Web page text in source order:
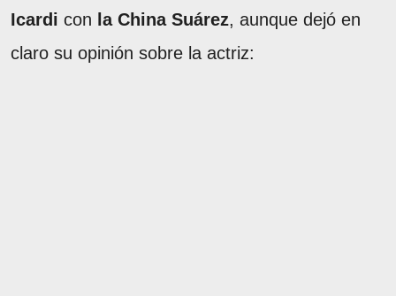
Icardi con la China Suárez, aunque dejó en
claro su opinión sobre la actriz: